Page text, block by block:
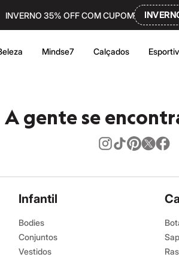
INVERNO 35% OFF COM CUPOM
Mindse7 Calçados
A gente se
Infantil
Bodies
Conjuntos
Vestidos